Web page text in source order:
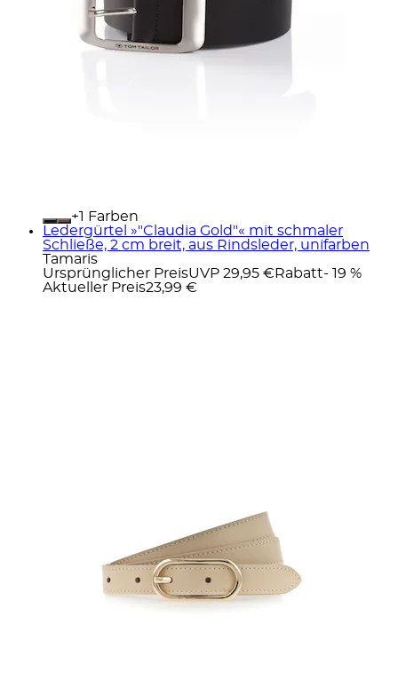
+
Farben
Ledergürtel »"Claudia Gold"« mit schmaler
Schließe, 2 cm breit, aus Rindsleder, unifarben
Tamaris
Ursprünglicher PreisUVP 29,95 € Rabatt- 19 %
Aktueller Preis23,99 €